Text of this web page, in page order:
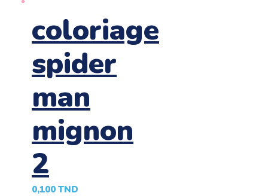
coloriage
spider
man
mignon
2
0,100 TND